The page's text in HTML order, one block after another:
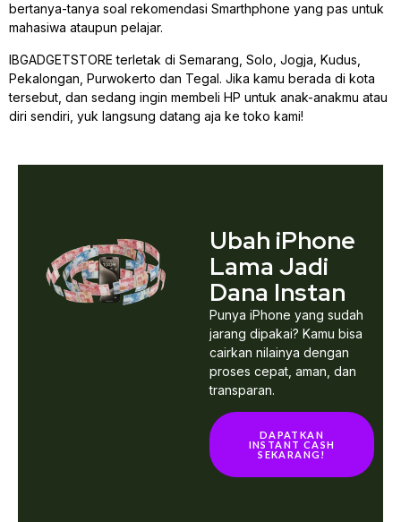
bertanya-tanya soal rekomendasi Smarthphone yang pas untuk
mahasiwa ataupun pelajar.
IBGADGETSTORE terletak di Semarang, Solo, Jogja, Kudus,
Pekalongan, Purwokerto dan Tegal. Jika kamu berada di kota
tersebut, dan sedang ingin membeli HP untuk anak-anakmu atau
diri sendiri, yuk langsung datang aja ke toko kami!
Ubah iPhone
Lama Jadi
Dana Instan
Punya iPhone yang sudah
jarang dipakai? Kamu bisa
cairkan nilainya dengan
proses cepat, aman, dan
transparan.
DAPATKAN
INSTANT CASH
SEKARANG!